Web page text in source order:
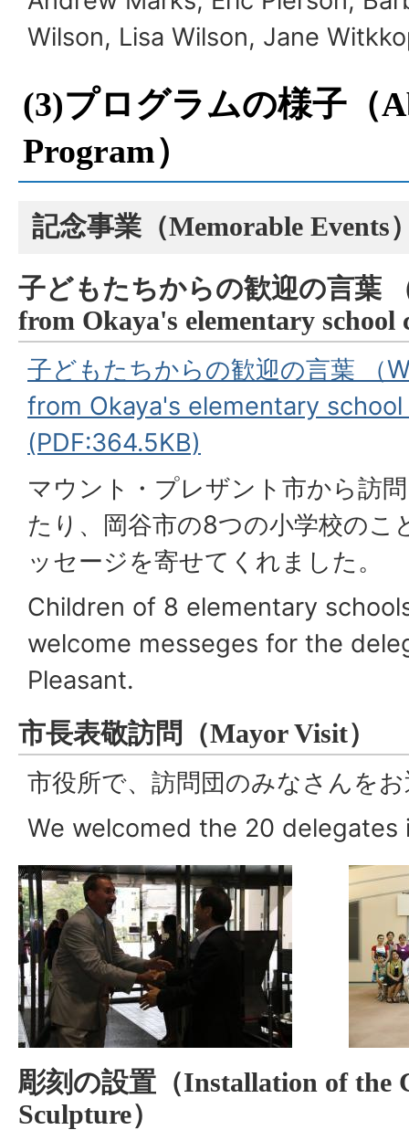
Wilson, Lisa Wilson, Jane
(3)プログラムの様子（
Program）
記念事業（Memorable Events
子どもたちからの歓迎の言葉
from Okaya's elementary school
子どもたちからの歓迎の言葉 （
from Okaya's elementary
(PDF:364.5KB)
マウント・プレザント市から訪
たり、岡谷市の8つの小学校のこ
ッセージを寄せてくれました。
Children of 8 elementary
welcome messeges for the
Pleasant.
市長表敬訪問（Mayor Visit）
市役所で、訪問団のみなさんを
We welcomed the 20 delegates
彫刻の設置（Installation of the
Sculpture）